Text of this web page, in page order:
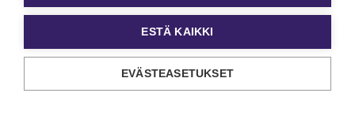
ESTÄ KAIKKI
EVÄSTEASETUKSET